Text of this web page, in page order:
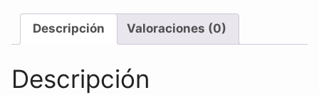
Descripción Valoraciones (0)
Descripción